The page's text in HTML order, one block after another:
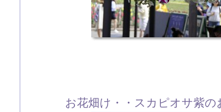
お花畑け・・スカピオサ紫